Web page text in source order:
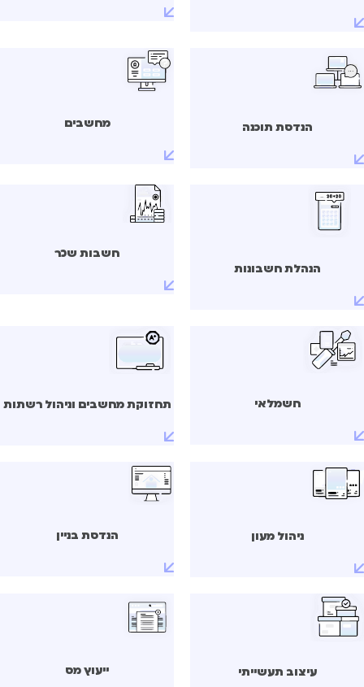
הנדסת תוכנה מחשבים
הנהלת חשבונות
חשבות שכר
חשמלאי תחזוקת מחשבים וניהול רשתות
ניהול מעון הנדסת בניין
עיצוב תעשייתי ייעוץ מס